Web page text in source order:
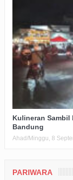
Kulineran Sambil
Bandung
Ahad/Minggu, 8
PARIWARA